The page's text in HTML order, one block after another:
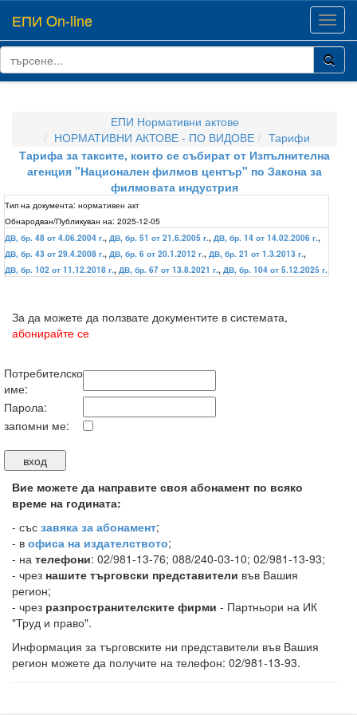
ЕПИ On-line
ЕПИ Нормативни актове
НОРМАТИВНИ АКТОВЕ - ПО ВИДОВЕ
Тарифи
Тарифа за таксите, които се събират от Изпълнителна
агенция "Национален филмов център" по Закона за
филмовата индустрия
Тип на документа: нормативен акт
Обнародван/Публикуван на: 2025-12-05
ДВ, бр. 48 от 4.06.2004 г., ДВ, бр. 51 от 21.6.2005 г., ДВ, бр. 14 от 14.02.2006 г.,
ДВ, бр. 43 от 29.4.2008 г., ДВ, бр. 6 от 20.1.2012 г., ДВ, бр. 21 от 1.3.2013 г.,
ДВ, бр. 102 от 11.12.2018 г., ДВ, бр. 67 от 13.8.2021 г., ДВ, бр. 104 от 5.12.2025 г.
За да можете да ползвате документите в системата,
абонирайте се
Потребителско
име:
Парола:
запомни ме:
Вие можете да направите своя абонамент по всяко
време на годината:
- със завяка за абонамент;
- в офиса на издателството;
- на телефони: 02/981-13-76; 088/240-03-10; 02/981-13-93;
- чрез нашите търговски представители във Вашия
регион;
- чрез разпространителските фирми - Партньори на ИК
"Труд и право".
Информация за търговските ни представители във Вашия
регион можете да получите на телефон: 02/981-13-93.